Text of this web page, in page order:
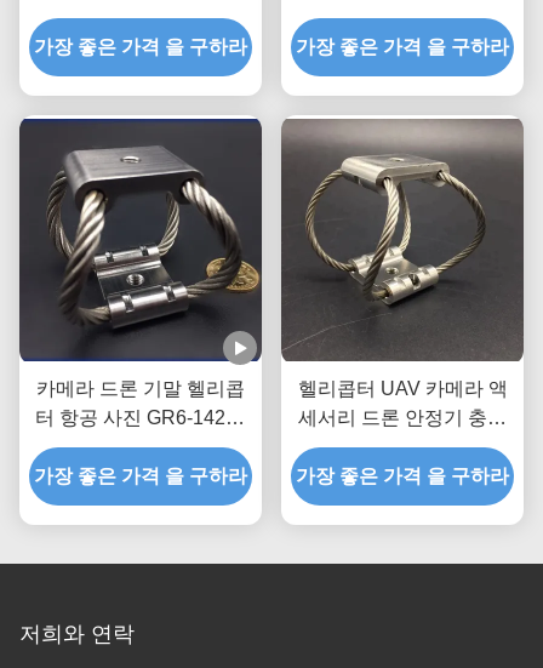
90% 격리
가장 좋은 가격 을 구하라
가장 좋은 가격 을 구하라
카메라 드론 기말 헬리콥
터 항공 사진 GR6-142D-
A 카메라 진동 격리 장치
가장 좋은 가격 을 구하라
헬리콥터 UAV 카메라 액
세서리 드론 안정기 충격
진동 격리 GR4-13D-A 컴
팩트 와이어 로브 격리기
가장 좋은 가격 을 구하라
저희와 연락